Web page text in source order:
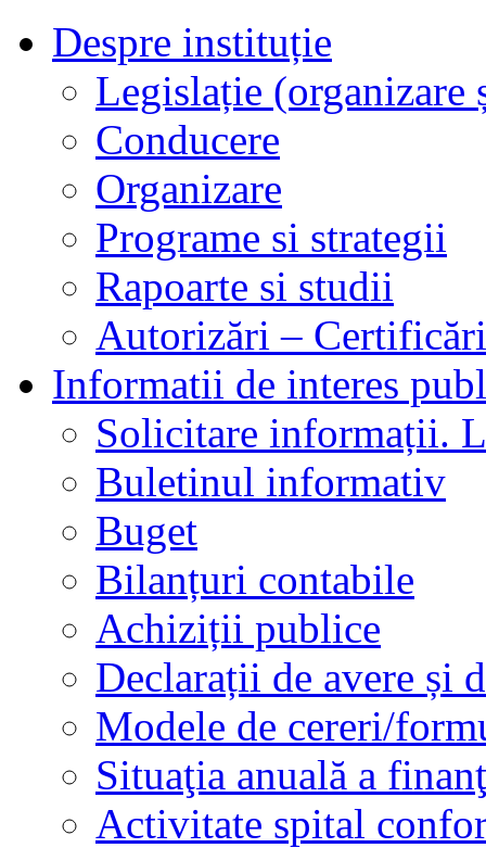
Despre instituție
Legislație
Conducere
Organizare
Programe si strategii
Rapoarte si studii
Autorizări –
Informatii de interes
Solicitare informații.
Buletinul informativ
Buget
Bilanțuri contabile
Achiziții publice
Declarații de avere și
Modele de cereri/
Situaţia anuală a
Activitate spital